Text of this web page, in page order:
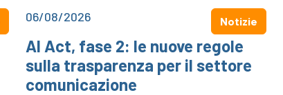
06/08/2026 Notizie
AI Act, fase 2: le nuove regole
sulla trasparenza per il settore
comunicazione